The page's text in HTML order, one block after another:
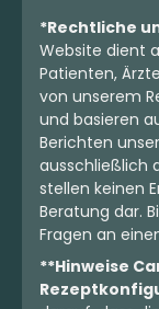
*Rechtliche
Website dient
Patienten,
von unserem
und basieren
Berichten
ausschließlich
stellen keinen
Beratung dar.
Fragen an
**Hinweise